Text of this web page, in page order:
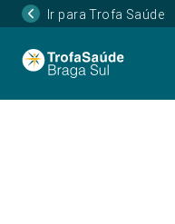
Ir para Trofa Saúde